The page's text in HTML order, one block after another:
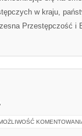
w kraju,
Przestępczość i